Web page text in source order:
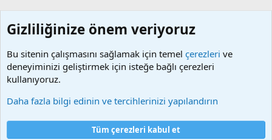
Şartlar ve kurallar Gizlilik politikası
Gizliliğinize önem veriyoruz
Bu sitenin çalışmasını sağlamak için temel çerezleri ve
deneyiminizi geliştirmek için isteğe bağlı çerezleri
kullanıyoruz.
Daha fazla bilgi edinin ve tercihlerinizi yapılandırın
Tüm çerezleri kabul et